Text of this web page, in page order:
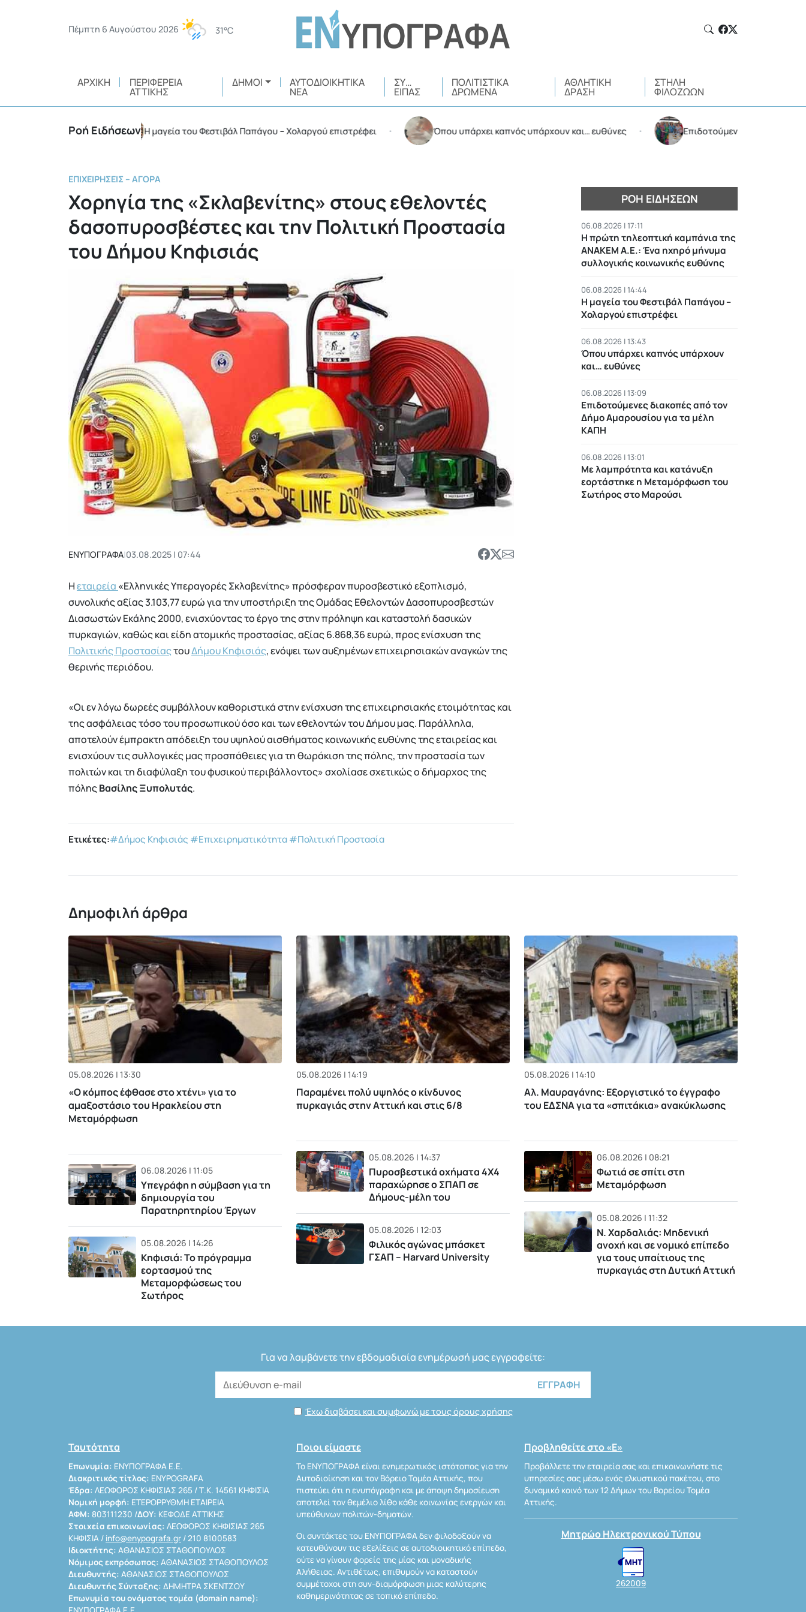
Πέμπτη 6 Αυγούστου 2026 31°C
ΑΡΧΙΚΉ ΠΕΡΙΦΈΡΕΙΑ
ΑΤΤΙΚΉΣ
ΔΉΜΟΙ ΑΥΤΟΔΙΟΙΚΗΤΙΚΆ
ΝΈΑ
ΣΥ…
ΕΊΠΑΣ
ΠΟΛΙΤΙΣΤΙΚΆ
ΔΡΏΜΕΝΑ
ΑΘΛΗΤΙΚΉ
ΔΡΆΣΗ
ΣΤΉΛΗ
ΦΙΛΌΖΩΩΝ
Ροή Ειδήσεων
• Η μαγεία του Φεστιβάλ Παπάγου – Χολαργού επιστρέφει • Όπου υπάρχει καπνός υπάρχουν και… ευθύνες • Επιδοτούμενες διακοπές από τον
ΕΠΙΧΕΙΡΉΣΕΙΣ – ΑΓΟΡΆ
Χορηγία της «Σκλαβενίτης» στους εθελοντές
δασοπυροσβέστες και την Πολιτική Προστασία
του Δήμου Κηφισιάς
ΕΝΥΠΟΓΡΑΦΑ|03.08.2025 | 07:44
Ηεταιρεία «Ελληνικές Υπεραγορές Σκλαβενίτης» πρόσφεραν πυροσβεστικό εξοπλισμό,
συνολικής αξίας 3.103,77 ευρώ για την υποστήριξη της Ομάδας Εθελοντών Δασοπυροσβεστών
Διασωστών Εκάλης 2000, ενισχύοντας το έργο της στην πρόληψη και καταστολή δασικών
πυρκαγιών, καθώς και είδη ατομικής προστασίας, αξίας 6.868,36 ευρώ, προς ενίσχυση της
Πολιτικής ΠροστασίαςτουΔήμου Κηφισιάς, ενόψει των αυξημένων επιχειρησιακών αναγκών της
θερινής περιόδου.
«Οι εν λόγω δωρεές συμβάλλουν καθοριστικά στην ενίσχυση της επιχειρησιακής ετοιμότητας και
της ασφάλειας τόσο του προσωπικού όσο και των εθελοντών του Δήμου μας. Παράλληλα,
αποτελούν έμπρακτη απόδειξη του υψηλού αισθήματος κοινωνικής ευθύνης της εταιρείας και
ενισχύουν τις συλλογικές μας προσπάθειες για τη θωράκιση της πόλης, την προστασία των
πολιτών και τη διαφύλαξη του φυσικού περιβάλλοντος» σχολίασε σχετικώς ο δήμαρχος της
πόληςΒασίλης Ξυπολυτάς.
Ετικέτες:#Δήμος Κηφισιάς #Επιχειρηματικότητα#Πολιτική Προστασία
ΡΟΉ ΕΙΔΉΣΕΩΝ
06.08.2026 | 17:11
Η πρώτη τηλεοπτική καμπάνια της
ΑΝΑΚΕΜ Α.Ε.: Ένα ηχηρό μήνυμα
συλλογικής κοινωνικής ευθύνης
06.08.2026 | 14:44
Η μαγεία του Φεστιβάλ Παπάγου –
Χολαργού επιστρέφει
06.08.2026 | 13:43
Όπου υπάρχει καπνός υπάρχουν
και… ευθύνες
06.08.2026 | 13:09
Επιδοτούμενες διακοπές από τον
Δήμο Αμαρουσίου για τα μέλη
ΚΑΠΗ
06.08.2026 | 13:01
Με λαμπρότητα και κατάνυξη
εορτάστηκε η Μεταμόρφωση του
Σωτήρος στο Μαρούσι
Δημοφιλή άρθρα
05.08.2026 | 13:30
«Ο κόμπος έφθασε στο χτένι» για το
αμαξοστάσιο του Ηρακλείου στη
Μεταμόρφωση
06.08.2026 | 11:05
Υπεγράφη η σύμβαση για τη
δημιουργία του
Παρατηρητηρίου Έργων
05.08.2026 | 14:26
Κηφισιά: Το πρόγραμμα
εορτασμού της
Μεταμορφώσεως του
Σωτήρος
05.08.2026 | 14:19
Παραμένει πολύ υψηλός ο κίνδυνος
πυρκαγιάς στην Αττική και στις 6/8
05.08.2026 | 14:37
Πυροσβεστικά οχήματα 4Χ4
παραχώρησε ο ΣΠΑΠ σε
Δήμους-μέλη του
05.08.2026 | 12:03
Φιλικός αγώνας μπάσκετ
ΓΣΑΠ – Harvard University
05.08.2026 | 14:10
Αλ. Μαυραγάνης: Εξοργιστικό το έγγραφο
του ΕΔΣΝΑ για τα «σπιτάκια» ανακύκλωσης
06.08.2026 | 08:21
Φωτιά σε σπίτι στη
Μεταμόρφωση
05.08.2026 | 11:32
Ν. Χαρδαλιάς: Μηδενική
ανοχή και σε νομικό επίπεδο
για τους υπαίτιους της
πυρκαγιάς στη Δυτική Αττική
Για να λαμβάνετε την εβδομαδιαία ενημέρωσή μας εγγραφείτε:
Έχω διαβάσει και συμφωνώ με τους όρους χρήσης
Ταυτότητα
Επωνυμία: ΕΝΥΠΟΓΡΑΦΑ Ε.Ε.
Διακριτικός τίτλος: ENYPOGRAFA
Έδρα: ΛΕΩΦΟΡΟΣ ΚΗΦΙΣΙΑΣ 265 / Τ.Κ. 14561 ΚΗΦΙΣΙΑ
Νομική μορφή: ΕΤΕΡΟΡΡΥΘΜΗ ΕΤΑΙΡΕΙΑ
ΑΦΜ: 803111230 /ΔΟΥ: ΚΕΦΟΔΕ ΑΤΤΙΚΗΣ
Στοιχεία επικοινωνίας: ΛΕΩΦΟΡΟΣ ΚΗΦΙΣΙΑΣ 265
ΚΗΦΙΣΙΑ / info@enypografa.gr / 210 8100583
Ιδιοκτήτης: ΑΘΑΝΑΣΙΟΣ ΣΤΑΘΟΠΟΥΛΟΣ
Νόμιμος εκπρόσωπος: ΑΘΑΝΑΣΙΟΣ ΣΤΑΘΟΠΟΥΛΟΣ
Διευθυντής: ΑΘΑΝΑΣΙΟΣ ΣΤΑΘΟΠΟΥΛΟΣ
Διευθυντής Σύνταξης: ΔΗΜΗΤΡΑ ΣΚΕΝΤΖΟΥ
Επωνυμία του ονόματος τομέα (domain name):
Ποιοι είμαστε
Το ΕΝΥΠΟΓΡΑΦΑ είναι ενημερωτικός ιστότοπος για την
Αυτοδιοίκηση και τον Βόρειο Τομέα Αττικής, που
πιστεύει ότι η ενυπόγραφη και με άποψη δημοσίευση
αποτελεί τον θεμέλιο λίθο κάθε κοινωνίας ενεργών και
υπεύθυνων πολιτών-δημοτών.
Οι συντάκτες του ΕΝΥΠΟΓΡΑΦΑ δεν φιλοδοξούν να
κατευθύνουν τις εξελίξεις σε αυτοδιοικητικό επίπεδο,
ούτε να γίνουν φορείς της μίας και μοναδικής
Αλήθειας. Αντιθέτως, επιθυμούν να καταστούν
συμμέτοχοι στη συν-διαμόρφωση μιας καλύτερης
καθημερινότητας σε τοπικό επίπεδο.
Προβληθείτε στο «Ε»
Προβάλλετε την εταιρεία σας και επικοινωνήστε τις
υπηρεσίες σας μέσω ενός ελκυστικού πακέτου, στο
δυναμικό κοινό των 12 Δήμων του Βορείου Τομέα
Αττικής.
Μητρώο Ηλεκτρονικού Τύπου
262009